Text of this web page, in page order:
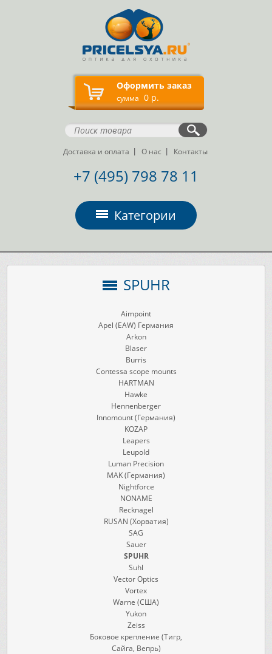
Оформить заказ
сумма 0 р.
Доставка и оплата О нас Контакты
+7 (495) 798 78 11
Категории
SPUHR
Aimpoint
Apel (EAW) Германия
Arkon
Blaser
Burris
Contessa scope mounts
HARTMAN
Hawke
Hennenberger
Innomount (Германия)
KOZAP
Leapers
Leupold
Luman Precision
MAK (Германия)
Nightforce
NONAME
Recknagel
RUSAN (Хорватия)
SAG
Sauer
SPUHR
Suhl
Vector Optics
Vortex
Warne (США)
Yukon
Zeiss
Боковое крепление (Тигр,
Сайга, Вепрь)